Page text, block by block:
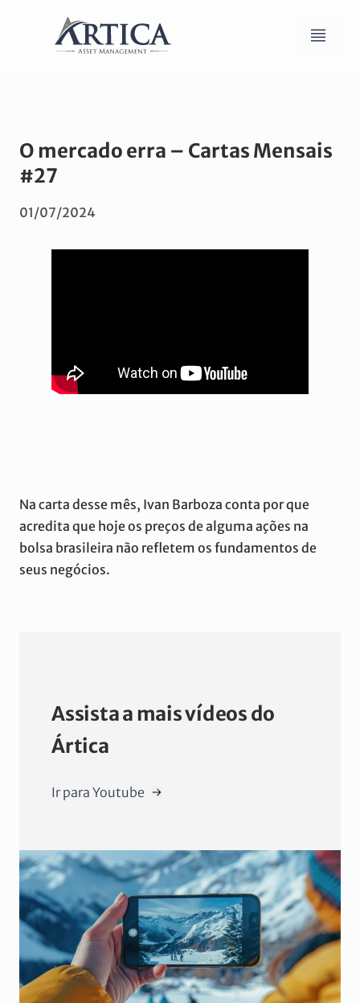
O mercado erra – Cartas Mensais
#27
01/07/2024
Na carta desse mês, Ivan Barboza conta por que
acredita que hoje os preços de alguma ações na
bolsa brasileira não refletem os fundamentos de
seus negócios.
Assista a mais vídeos do
Ártica
Ir para Youtube